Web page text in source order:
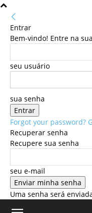
Entrar
Bem-vindo! Entre na
seu usuário
sua senha
Forgot your password?
Recuperar senha
Recupere sua senha
seu e-mail
Uma senha será